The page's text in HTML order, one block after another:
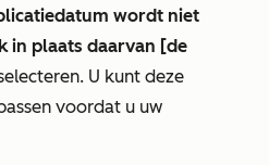
wordt niet
in plaats daarvan [de
U kunt deze
voordat u uw